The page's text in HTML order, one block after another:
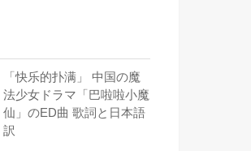
「快乐的扑满」 中国の魔
法少女ドラマ「巴啦啦小魔
仙」のED曲 歌詞と日本語
訳